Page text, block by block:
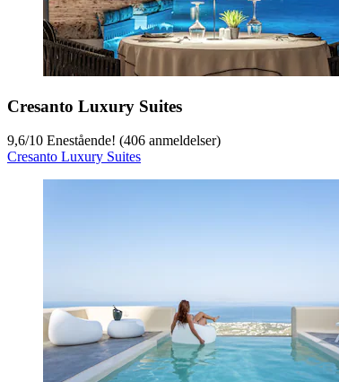
Cresanto Luxury Suites
9,6/10 Enestående! (406 anmeldelser)
Cresanto Luxury Suites